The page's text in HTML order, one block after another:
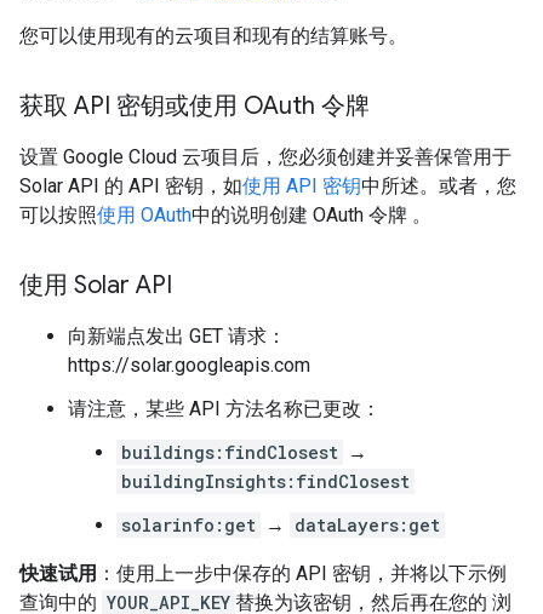
您可以使用现有的云项目和现有的结算账号。
获取 API 密钥或使用 OAuth 令牌
设置 Google Cloud 云项目后，您必须创建并妥善保管用于
Solar API 的 API 密钥，如使用 API 密钥中所述。或者，您
可以按照使用 OAuth中的说明创建 OAuth 令牌 。
使用 Solar API
向新端点发出 GET 请求：
https://solar.googleapis.com
请注意，某些 API 方法名称已更改：
buildings:findClosest →
buildingInsights:findClosest
solarinfo:get → dataLayers:get
快速试用 ：使用上一步中保存的 API 密钥，并将以下示例
查询中的 YOUR_API_KEY 替换为该密钥，然后再在您的 浏